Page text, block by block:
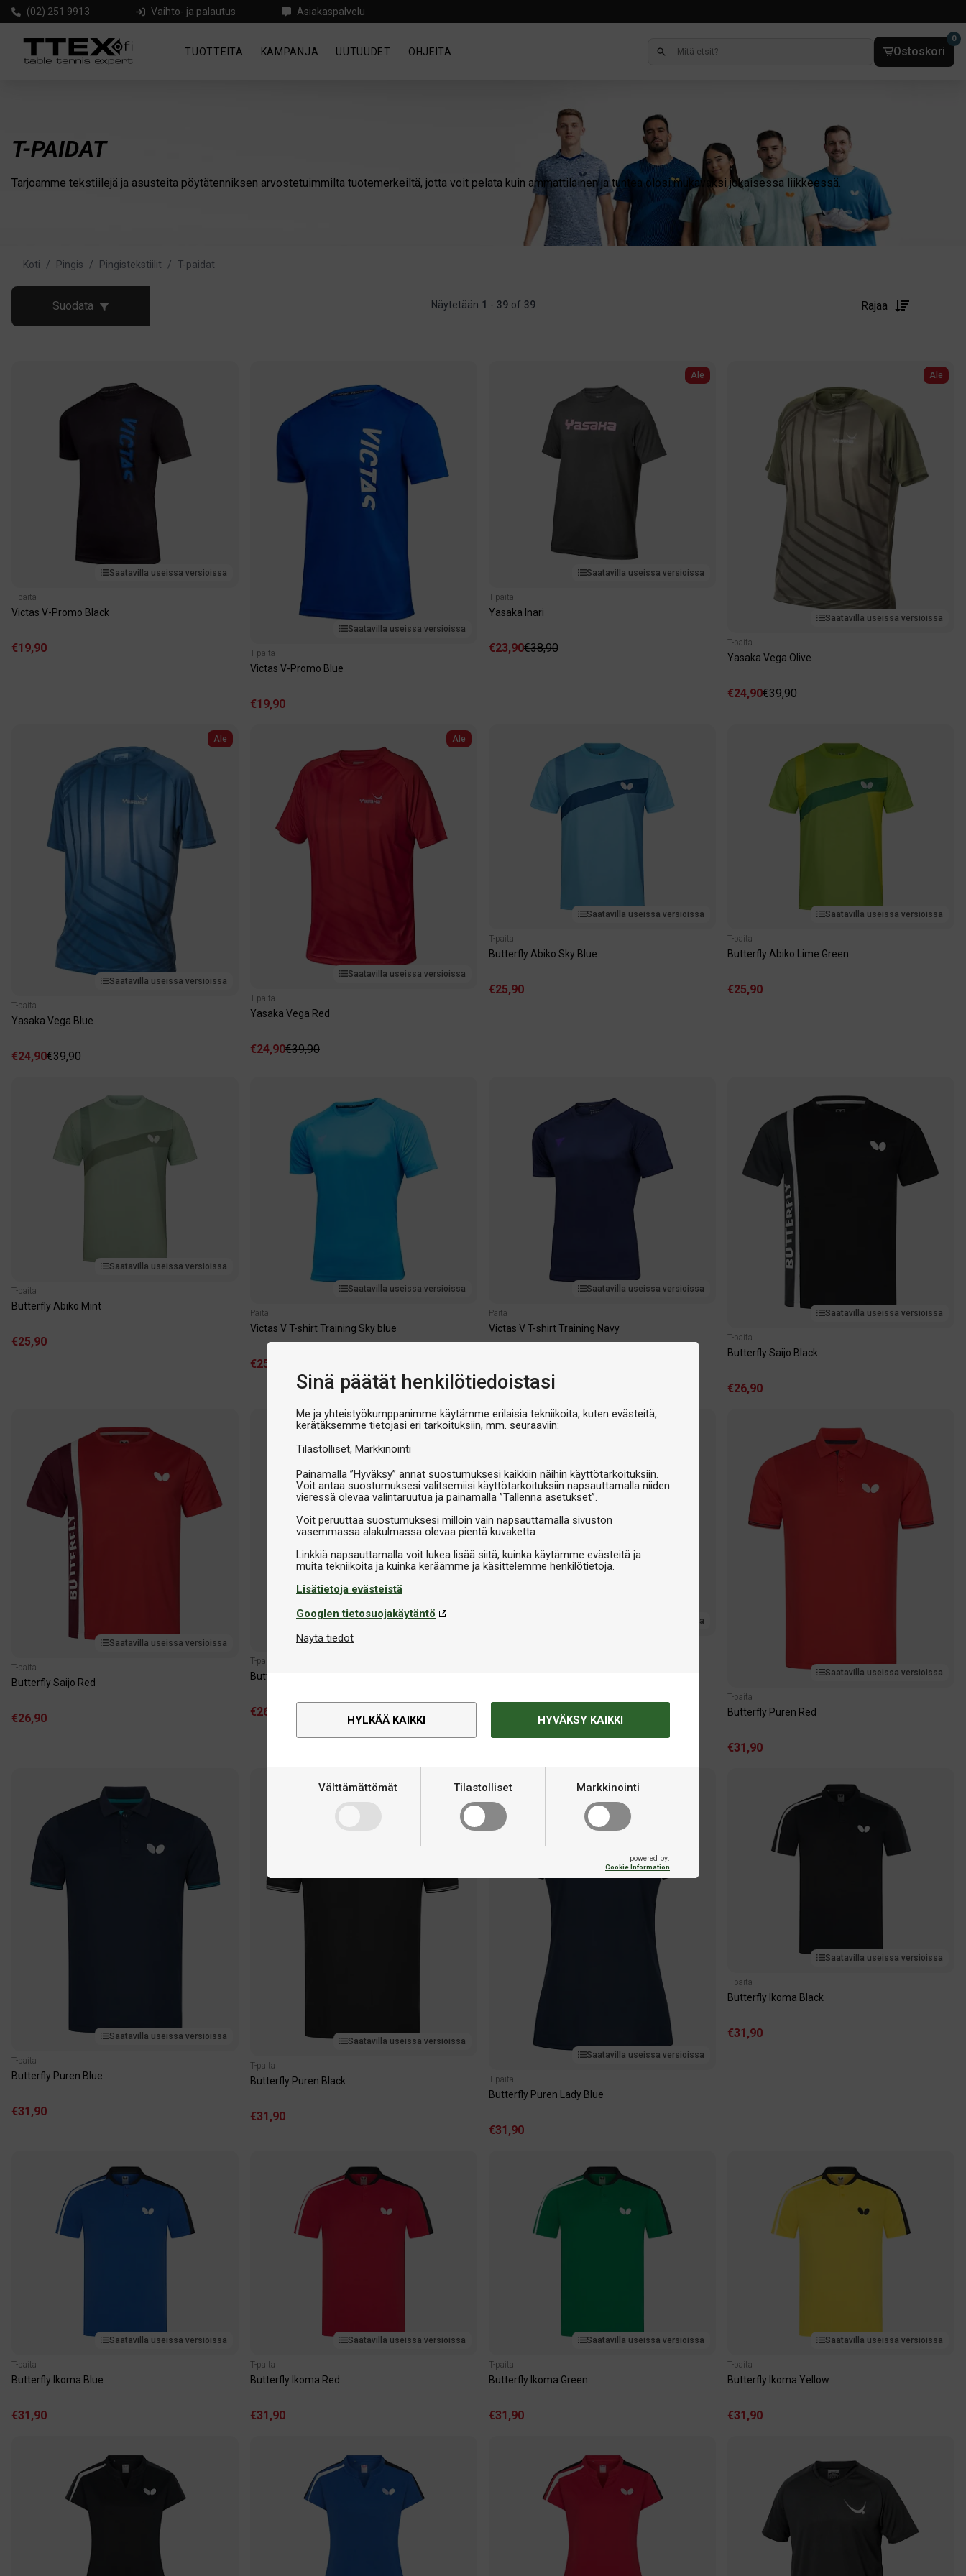
Sinä päätät henkilötiedoistasi
Me ja yhteistyökumppanimme käytämme erilaisia tekniikoita, kuten evästeitä,
kerätäksemme tietojasi eri tarkoituksiin, mm. seuraaviin:
Tilastolliset Markkinointi
Painamalla ”Hyväksy” annat suostumuksesi kaikkiin näihin käyttötarkoituksiin.
Voit antaa suostumuksesi valitsemiisi käyttötarkoituksiin napsauttamalla niiden
vieressä olevaa valintaruutua ja painamalla ”Tallenna asetukset”.
Voit peruuttaa suostumuksesi milloin vain napsauttamalla sivuston
vasemmassa alakulmassa olevaa pientä kuvaketta.
Linkkiä napsauttamalla voit lukea lisää siitä, kuinka käytämme evästeitä ja
Lisätietoja evästeistä
Googlen tietosuojakäytäntö
Näytä tiedot
HYLKÄÄ KAIKKI HYVÄKSY KAIKKI
Välttämättömät Tilastolliset Markkinointi
powered by:
Cookie Information
(02) 251 9913 Vaihto- ja palautus Asiakaspalvelu
TUOTTEITA KAMPANJA UUTUUDET OHJEITA Ostoskori
0
T-PAIDAT
Tarjoamme tekstiilejä ja asusteita pöytätenniksen arvostetuimmilta tuotemerkeiltä, jotta voit pelata kuin ammattilainen ja tuntea olosi mukavaksi jokaisessa liikkeessä.
Koti / Pingis / Pingistekstiilit / T-paidat
Suodata Näytetään 1 - 39 of 39 Rajaa
Saatavilla useissa versioissa
T-paita
Victas V-Promo Black
€19,90
Saatavilla useissa versioissa
T-paita
Victas V-Promo Blue
€19,90
Ale
Saatavilla useissa versioissa
T-paita
Yasaka Inari
€23,90€38,90
Ale
Saatavilla useissa versioissa
T-paita
Yasaka Vega Olive
€24,90€39,90
Ale
Saatavilla useissa versioissa
T-paita
Yasaka Vega Blue
€24,90€39,90
Ale
Saatavilla useissa versioissa
T-paita
Yasaka Vega Red
€24,90€39,90
Saatavilla useissa versioissa
T-paita
Butterfly Abiko Sky Blue
€25,90
Saatavilla useissa versioissa
T-paita
Butterfly Abiko Lime Green
€25,90
Saatavilla useissa versioissa
T-paita
Butterfly Abiko Mint
€25,90
Saatavilla useissa versioissa
Paita
Victas V T-shirt Training Sky blue
€25,90
Saatavilla useissa versioissa
Paita
Victas V T-shirt Training Navy
Saatavilla useissa versioissa
T-paita
Butterfly Saijo Black
€26,90
Saatavilla useissa versioissa
T-paita
Butterfly Saijo Red
€26,90
Saatavilla useissa versioissa
T-paita
Butterfly Saijo Blue
€26,90
Saatavilla useissa versioissa
Saatavilla useissa versioissa
T-paita
Butterfly Puren Red
€31,90
Saatavilla useissa versioissa
T-paita
Butterfly Puren Blue
€31,90
Saatavilla useissa versioissa
T-paita
Butterfly Puren Black
€31,90
Saatavilla useissa versioissa
T-paita
Butterfly Puren Lady Blue
€31,90
Saatavilla useissa versioissa
T-paita
Butterfly Ikoma Black
€31,90
Saatavilla useissa versioissa
T-paita
Butterfly Ikoma Blue
€31,90
Saatavilla useissa versioissa
T-paita
Butterfly Ikoma Red
€31,90
Saatavilla useissa versioissa
T-paita
Butterfly Ikoma Green
€31,90
Saatavilla useissa versioissa
T-paita
Butterfly Ikoma Yellow
€31,90